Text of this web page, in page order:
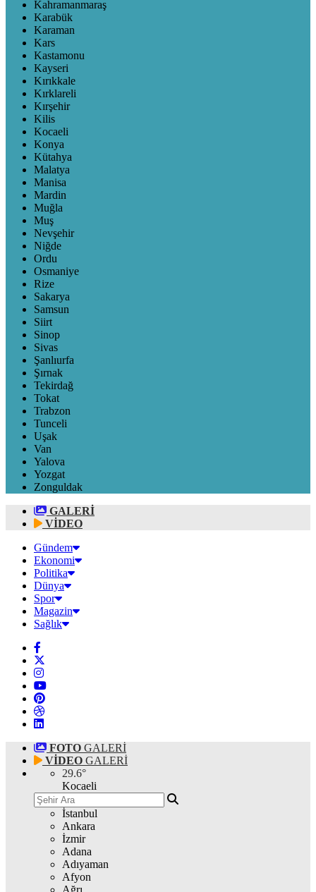
Kahramanmaraş
Karabük
Karaman
Kars
Kastamonu
Kayseri
Kırıkkale
Kırklareli
Kırşehir
Kilis
Kocaeli
Konya
Kütahya
Malatya
Manisa
Mardin
Muğla
Muş
Nevşehir
Niğde
Ordu
Osmaniye
Rize
Sakarya
Samsun
Siirt
Sinop
Sivas
Şanlıurfa
Şırnak
Tekirdağ
Tokat
Trabzon
Tunceli
Uşak
Van
Yalova
Yozgat
Zonguldak
GALERİ
VİDEO
Gündem
Ekonomi
Politika
Dünya
Spor
Magazin
Sağlık
FOTO GALERİ
VİDEO GALERİ
29.6°
Kocaeli
İstanbul
Ankara
İzmir
Adana
Adıyaman
Afyon
Ağrı